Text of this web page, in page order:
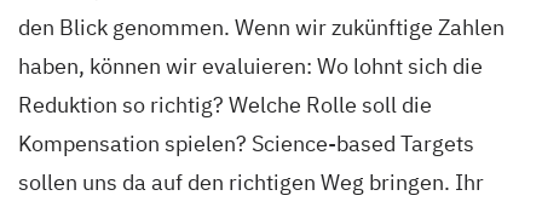
den Blick genommen. Wenn wir zukünftige Zahlen
haben, können wir evaluieren: Wo lohnt sich die
Reduktion so richtig? Welche Rolle soll die
Kompensation spielen? Science-based Targets
sollen uns da auf den richtigen Weg bringen. Ihr